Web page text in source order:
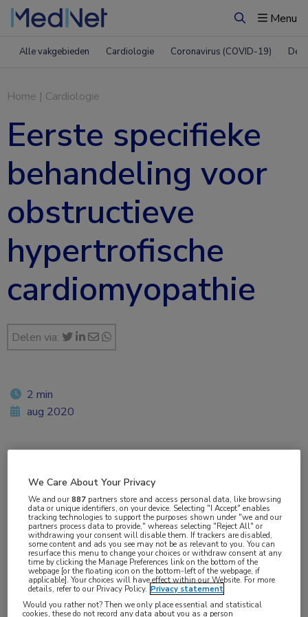
ZoekenMenu
Alle vakgebieden Cardiologie Coronavirus (COVID-19)
Home | Cardiologie
Eerste specifieke
behandeling voor
obstructieve
hypertrofische
cardiomyopathie
Delen via:
2 min
aug 2020
Cardiologie
Tags:
hypertrofische cardiomyopathie,mavacamten
We Care About Your Privacy
We and our887 partners store and access personal data, like browsing
data or unique identifiers, on your device. Selecting "I Accept" enables
tracking technologies to support the purposes shown under "we and our
partners process data to provide," whereas selecting "Reject All" or
withdrawing your consent will disable them. If trackers are disabled,
some content and ads you see may not be as relevant to you. You can
resurface this menu to change your choices or withdraw consent at any
time by clicking the Manage Preferences link on the bottom of the
webpage [or the floating icon on the bottom-left of the webpage, if
applicable]. Your choices will have effect within our Website. For more
details, refer to our Privacy Policy. Privacy statement
Would you rather not? Then we only place essential and statistical
cookies, these do not record any data about you as a person